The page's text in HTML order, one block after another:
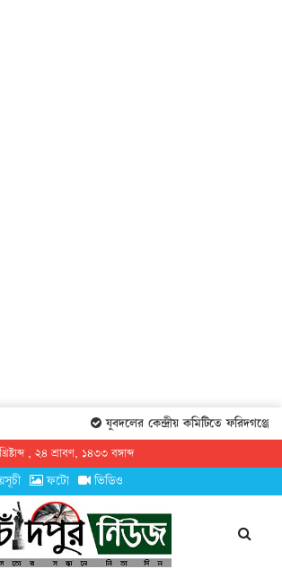
যুবদলের কেন্দ্রীয় কমিটিতে ফরিদগঞ্জের
, ২৪ শ্রাবণ, ১৪৩৩ বঙ্গাব্দ
ফটো ভিডিও